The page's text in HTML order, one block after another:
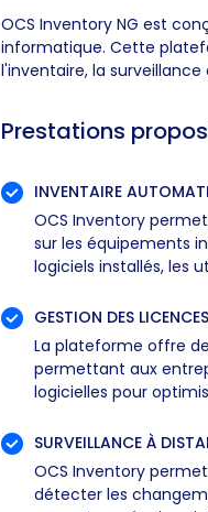
OCS Inventory NG est
informatique. Cette
l'inventaire, la
Prestations
INVENTAIRE
OCS Inventory
sur les équipements
logiciels installés, les
GESTION DES LICENCES
La plateforme offre
permettant aux
logicielles pour
SURVEILLANCE À
OCS Inventory
détecter les